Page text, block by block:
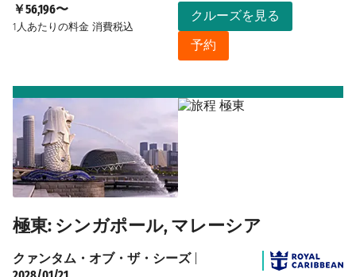
￥56,196〜
1人あたりの料金 消費税込
クルーズを見る
予約
極東: シンガポール, マレーシア
クァンタム・オブ・ザ・シーズ|